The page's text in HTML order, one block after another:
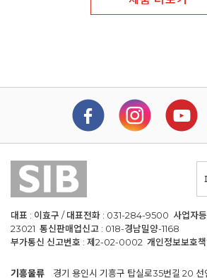
대표 : 이효구 / 대표전화 : 031-284-9500 사업자
23021 통신판매업신고 : 018-경남밀양-1168
부가통신 신고번호 : 제2-02-0002 개인정보보호책
기흥물류 경기 용인시 기흥구 탑실로35번길 20